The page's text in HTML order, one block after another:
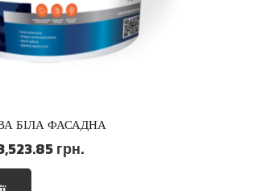
БІЛА ФАСАДНА
грн.Діапазон